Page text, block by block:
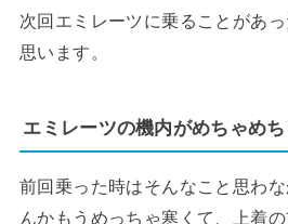
次回エミレーツに乗ることがあ
思います。
エミレーツの機内がめちゃめ
前回乗った時はそんなこと思わ
んかもうめっちゃ寒くて、上着